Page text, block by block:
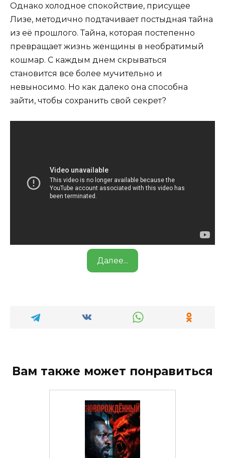
Однако холодное спокойствие, присущее
Лизе, методично подтачивает постыдная тайна
из её прошлого. Тайна, которая постепенно
превращает жизнь женщины в необратимый
кошмар. С каждым днем скрываться
становится все более мучительно и
невыносимо. Но как далеко она способна
зайти, чтобы сохранить свой секрет?
Далее...
Вам также может понравиться